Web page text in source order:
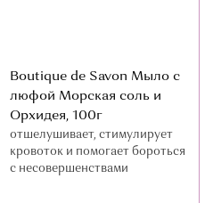
Boutique de Savon Мыло с
люфой Морская соль и
Орхидея, 100г
отшелушивает, стимулирует
кровоток и помогает бороться
с несовершенствами